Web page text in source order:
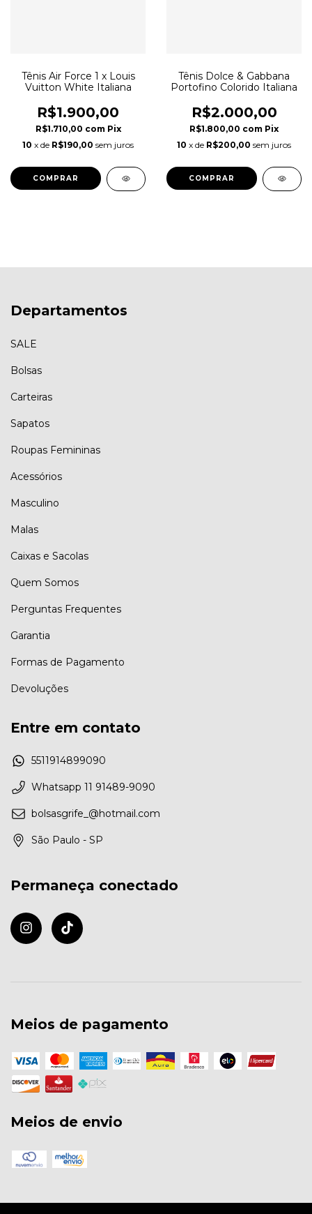
Tênis Air Force 1 x Louis
Vuitton White Italiana
R$1.900,00
R$1.710,00 com Pix
10 x de R$190,00 sem juros
COMPRAR
Tênis Dolce & Gabbana
Portofino Colorido Italiana
R$2.000,00
R$1.800,00 com Pix
10 x de R$200,00 sem juros
COMPRAR
Departamentos
SALE
Bolsas
Carteiras
Sapatos
Roupas Femininas
Acessórios
Masculino
Malas
Caixas e Sacolas
Quem Somos
Perguntas Frequentes
Garantia
Formas de Pagamento
Devoluções
Entre em contato
5511914899090
Whatsapp 11 91489-9090
bolsasgrife_@hotmail.com
São Paulo - SP
Permaneça conectado
Meios de pagamento
Meios de envio